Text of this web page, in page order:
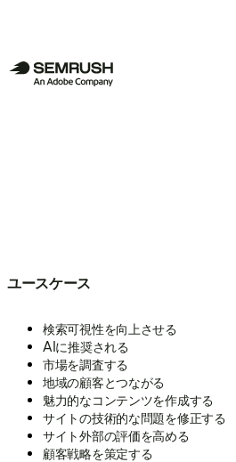
ユースケース
検索可視性を向上させる
AIに推奨される
市場を調査する
地域の顧客とつながる
魅力的なコンテンツを作成する
サイトの技術的な問題を修正する
サイト外部の評価を高める
顧客戦略を策定する